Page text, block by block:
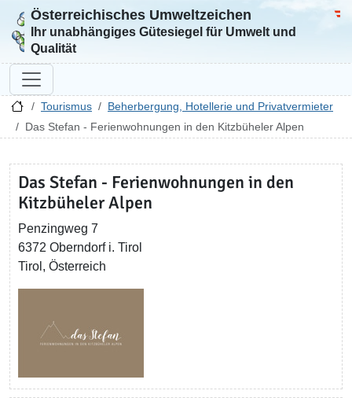
Zur Startseite
Österreichisches Umweltzeichen
Ihr unabhängiges Gütesiegel für Umwelt und
Qualität
Tourismus
Beherbergung, Hotellerie und Privatvermieter
Das Stefan - Ferienwohnungen in den Kitzbüheler Alpen
Das Stefan - Ferienwohnungen in den
Kitzbüheler Alpen
Penzingweg 7
6372 Oberndorf i. Tirol
Tirol, Österreich